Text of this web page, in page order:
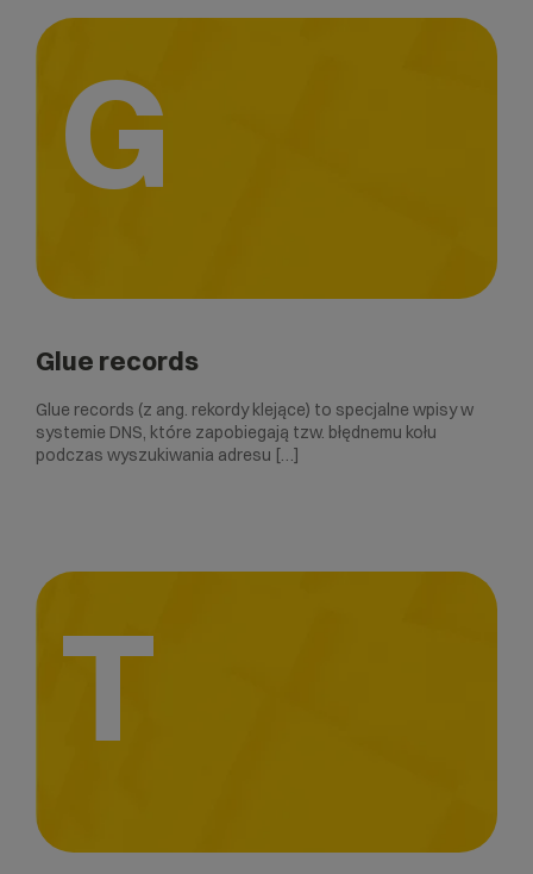
G
Glue records
Glue records (z ang. rekordy klejące) to specjalne wpisy w
systemie DNS, które zapobiegają tzw. błędnemu kołu
podczas wyszukiwania adresu […]
T